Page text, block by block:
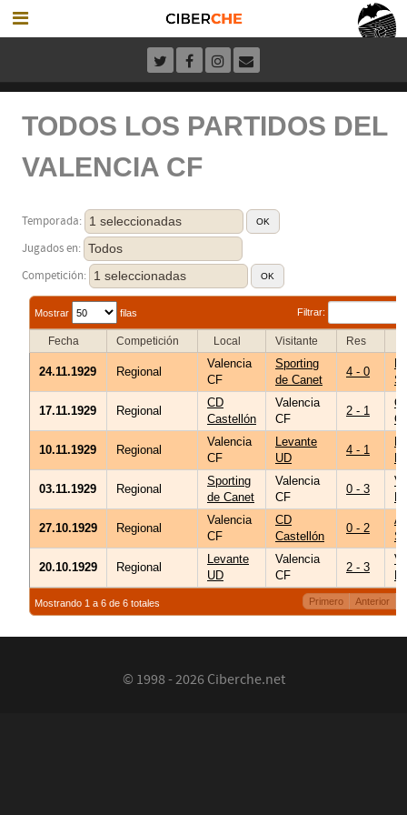
TODOS LOS PARTIDOS DEL
VALENCIA CF
Temporada: 1 seleccionadas
Jugados en: Todos
Competición: 1 seleccionadas
Mostrar filas Filtrar:
Fecha Competición Local Visitante Res
24.11.1929 Regional
Valencia
CF
Sporting
de Canet
4 - 0
17.11.1929 Regional
CD
Castellón
Valencia
CF
2 - 1
10.11.1929 Regional
Valencia
CF
Levante
UD
4 - 1
03.11.1929 Regional
Sporting
de Canet
Valencia
CF
0 - 3
27.10.1929 Regional
Valencia
CF
CD
Castellón
0 - 2
20.10.1929 Regional
Levante
UD
Valencia
CF
2 - 3
Mostrando 1 a 6 de 6 totales Primero Anterior
© 1998 - 2026 Ciberche.net